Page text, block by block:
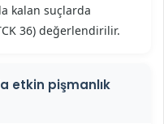
kalan suçlarda
36) değerlendirilir.
etkin pişmanlık